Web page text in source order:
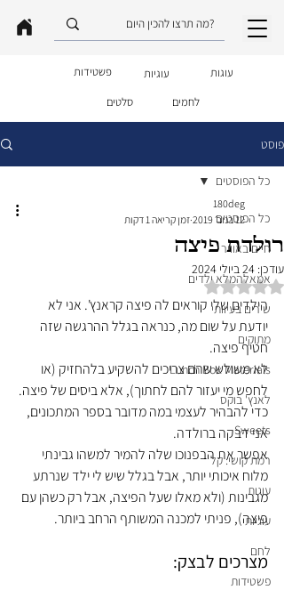
סלטים לחמים
פשטידות עוגיות עוגות
פוסט
כל הפוסטים
חיים באוויר
אמאלהמלא ילדים
שירים בעיוותי
מתוקים
Lunch Box Materials
לאנץ' בוקס
Sweets
רמת קושי: קל
עוגות
עוגיות
לחם
פשטידות
כל הפוסטים
רולדת פיצה
180deg
12 בנוב׳ 2019
זמן קריאה 1 דקות
עודכן: 24 ביולי 2024
דירוג של NaN מתוך 5 כוכבים
הילדים שלי קוראים לה פיצה קראנץ'. אני לא
יודעת על שום מה, כנראה בגלל ההרגשה שזה
חטיף פיצה.
לא משולש שהם צריכים להשקיע בלהחזיק (או
לחפש מי יעזור להם לחתוך), אלא ביסים של פיצה.
כדי להבהיר לעצמי במה מדובר בספר המתכונים,
אני דבקה ברולדה.
אפשר את הבפנוכו שלה להמיר למשהו גבינתי
מלוח איכותי יותר, אבל בגלל שיש לי ילד שנרתע
מגבינות (ולא מאלו שעל הפיצה, אבל רק כשהן עם
פיצה), פניתי למכנה המשותף הרחב ביותר.
מצרכים לבצק: